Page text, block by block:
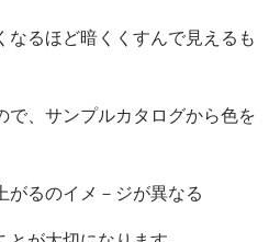
なるほど暗くくすんで見えるも
で、サンプルカタログから色を
がるのイメ－ジが異なる